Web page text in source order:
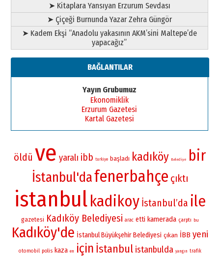
➤ Kitaplara Yansıyan Erzurum Sevdası
➤ Çiçeği Burnunda Yazar Zehra Güngör
➤ Kadem Ekşi “Anadolu yakasının AKM’sini Maltepe’de
yapacağız”
BAĞLANTILAR
Yayın Grubumuz
Ekonomiklik
Erzurum Gazetesi
Kartal Gazetesi
öldü ve yaralı ibb turkiye başladı kadıköy Belediye bir
İstanbul'dafenerbahçe çıktı
istanbulkadikoy İstanbul’da ile
gazetesi Kadıköy Belediyesi arac etti kamerada çarptı bu
Kadıköy'de İstanbul Büyükşehir Belediyesi çıkan İBB yeni
otomobil polis kaza en için İstanbul istanbulda yangın trafik